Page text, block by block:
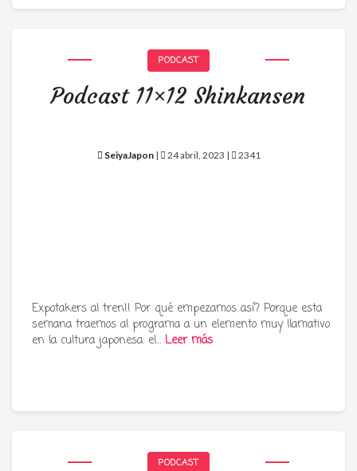
PODCAST
Podcast 11×12 Shinkansen
SeiyaJapon| 24 abril, 2023 | 2341
Expotakers al tren!! Por qué empezamos así? Porque esta
semana traemos al programa a un elemento muy llamativo
en la cultura japonesa: el… Leer más
PODCAST